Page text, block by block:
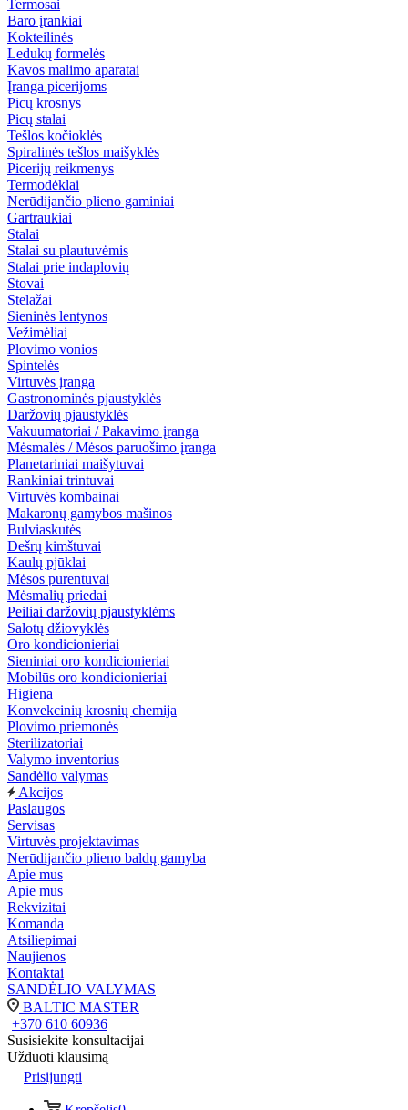
Termosai
Baro įrankiai
Kokteilinės
Ledukų formelės
Kavos malimo aparatai
Įranga picerijoms
Picų krosnys
Picų stalai
Tešlos kočioklės
Spiralinės tešlos maišyklės
Picerijų reikmenys
Termodėklai
Nerūdijančio plieno gaminiai
Gartraukiai
Stalai
Stalai su plautuvėmis
Stalai prie indaplovių
Stovai
Stelažai
Sieninės lentynos
Vežimėliai
Plovimo vonios
Spintelės
Virtuvės įranga
Gastronominės pjaustyklės
Daržovių pjaustyklės
Vakuumatoriai / Pakavimo įranga
Mėsmalės / Mėsos paruošimo įranga
Planetariniai maišytuvai
Rankiniai trintuvai
Virtuvės kombainai
Makaronų gamybos mašinos
Bulviaskutės
Dešrų kimštuvai
Kaulų pjūklai
Mėsos purentuvai
Mėsmalių priedai
Peiliai daržovių pjaustyklėms
Salotų džiovyklės
Oro kondicionieriai
Sieniniai oro kondicionieriai
Mobilūs oro kondicionieriai
Higiena
Konvekcinių krosnių chemija
Plovimo priemonės
Sterilizatoriai
Valymo inventorius
Sandėlio valymas
Akcijos
Paslaugos
Servisas
Virtuvės projektavimas
Nerūdijančio plieno baldų gamyba
Apie mus
Apie mus
Rekvizitai
Komanda
Atsiliepimai
Naujienos
Kontaktai
SANDĖLIO VALYMAS
BALTIC MASTER
+370 610 60936
Susisiekite konsultacijai
Užduoti klausimą
Prisijungti